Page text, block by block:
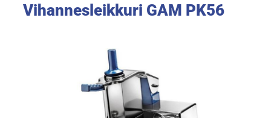
Vihannesleikkuri GAM PK56